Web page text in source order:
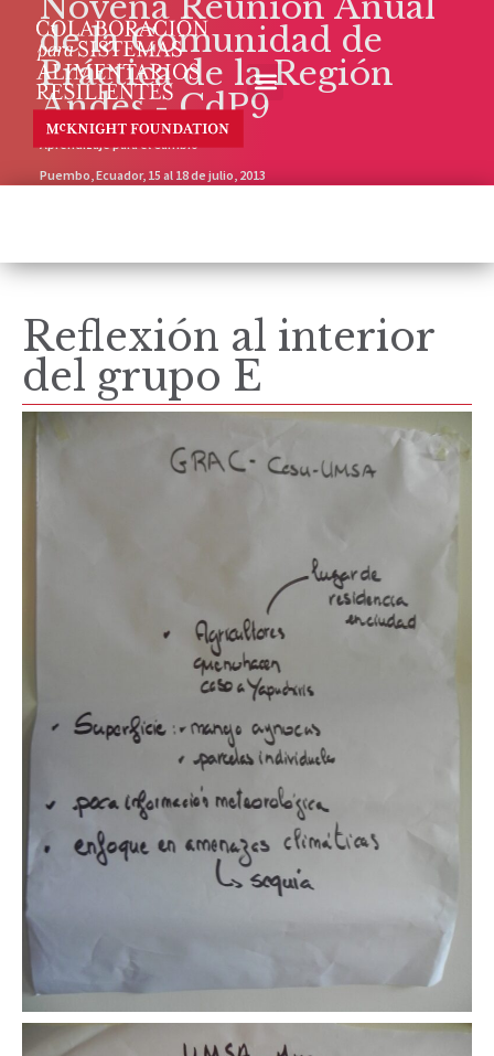
de la Comunidad de
Práctica de la Región
Andes - CdP9
Aprendizaje para el Cambio
Puembo, Ecuador, 15 al 18 de julio, 2013
Reflexión al interior
del grupo E